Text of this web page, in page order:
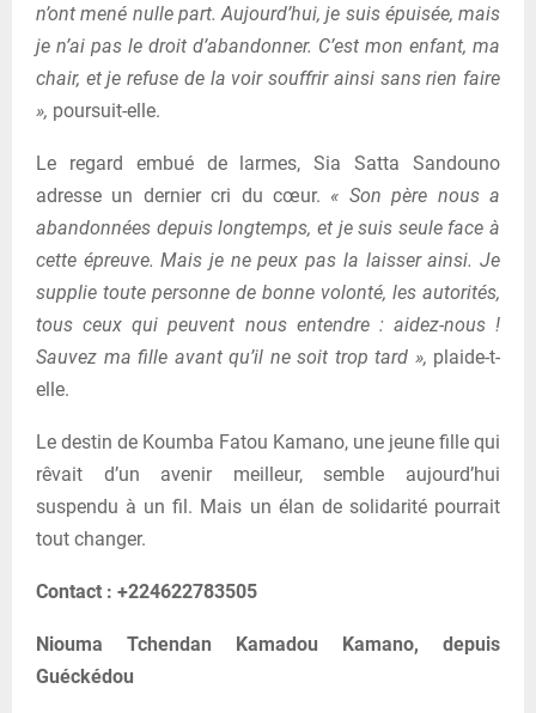
n’ont mené nulle part. Aujourd’hui, je suis épuisée, mais
je n’ai pas le droit d’abandonner. C’est mon enfant, ma
chair, et je refuse de la voir souffrir ainsi sans rien faire
», poursuit-elle.
Le regard embué de larmes, Sia Satta Sandouno
adresse un dernier cri du cœur. « Son père nous a
abandonnées depuis longtemps, et je suis seule face à
cette épreuve. Mais je ne peux pas la laisser ainsi. Je
supplie toute personne de bonne volonté, les autorités,
tous ceux qui peuvent nous entendre : aidez-nous !
Sauvez ma fille avant qu’il ne soit trop tard », plaide-t-
elle.
Le destin de Koumba Fatou Kamano, une jeune fille qui
rêvait d’un avenir meilleur, semble aujourd’hui
suspendu à un fil. Mais un élan de solidarité pourrait
tout changer.
Contact : +224622783505
Niouma Tchendan Kamadou Kamano, depuis
Guéckédou